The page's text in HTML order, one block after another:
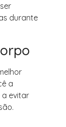
durante
a
a evitar